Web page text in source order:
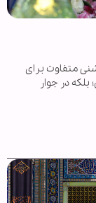
متفاوت برای
در جوار